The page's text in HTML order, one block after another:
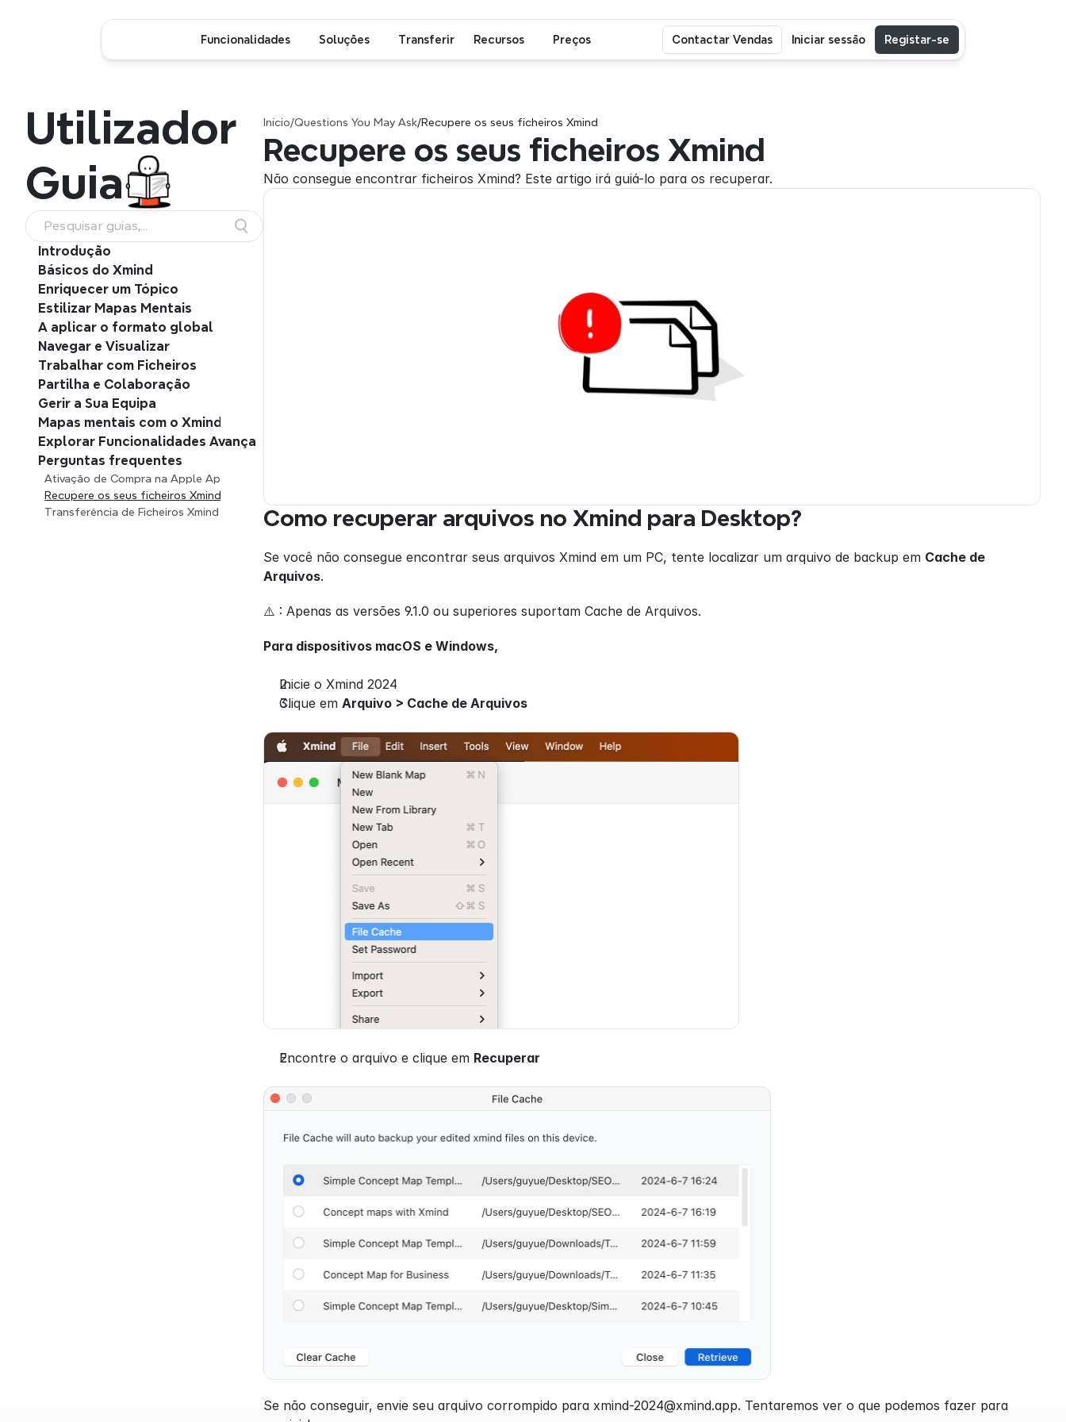
Utilizador
Guia
Pesquisar guias,
funcionalidades e fluxos de
trabalho
Introdução
Básicos do Xmind
Enriquecer um Tópico
Estilizar Mapas Mentais
A aplicar o formato global
Navegar e Visualizar
Trabalhar com Ficheiros
Partilha e Colaboração
Gerir a Sua Equipa
Mapas mentais com o Xmind AI
Explorar Funcionalidades Avançadas
Perguntas frequentes
Ativação de Compra na Apple App Store
Recupere os seus ficheiros Xmind
Transferência de Ficheiros Xmind
Início/Questions You May Ask/Recupere os seus ficheiros Xmind
Recupere os seus ficheiros Xmind
Não consegue encontrar ficheiros Xmind? Este artigo irá guiá-lo para os recuperar.
Como recuperar arquivos no Xmind para Desktop?
Se você não consegue encontrar seus arquivos Xmind em um PC, tente localizar um arquivo de backup em Cache de
Arquivos.
⚠️ : Apenas as versões 9.1.0 ou superiores suportam Cache de Arquivos.
Para dispositivos macOS e Windows,
Inicie o Xmind 2024
Clique em Arquivo > Cache de Arquivos
Encontre o arquivo e clique em Recuperar
Se não conseguir, envie seu arquivo corrompido para xmind-2024@xmind.app. Tentaremos ver o que podemos fazer para
Funcionalidades Soluções Transferir Recursos Preços Contactar Vendas Iniciar sessão Registar-se